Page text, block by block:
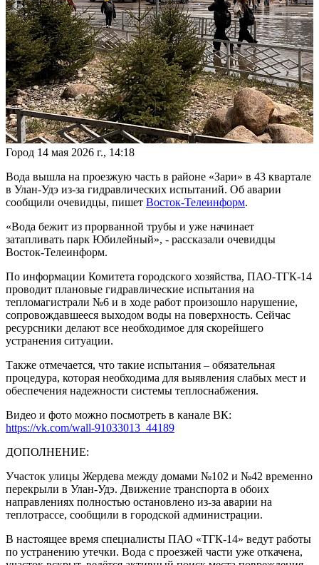
Город 14 мая 2026 г., 14:18
Вода вышла на проезжую часть в районе «Зари» в 43 квартале
в Улан-Удэ из-за гидравлических испытаний. Об аварии
сообщили очевидцы, пишет Восток-Телеинформ.
«Вода бежит из прорванной трубы и уже начинает
затапливать парк Юбилейный», - рассказали очевидцы
Восток-Телеинформ.
По информации Комитета городского хозяйства, ПАО-ТГК-14
проводит плановые гидравлические испытания на
тепломагистрали №6 и в ходе работ произошло нарушение,
сопровождавшееся выходом воды на поверхность. Сейчас
ресурсники делают все необходимое для скорейшего
устранения ситуации.
Также отмечается, что такие испытания – обязательная
процедура, которая необходима для выявления слабых мест и
обеспечения надежности системы теплоснабжения.
Видео и фото можно посмотреть в канале ВК:
https://vk.com/wall-91033013_44189
ДОПОЛНЕНИЕ:
Участок улицы Жердева между домами №102 и №42 временно
перекрыли в Улан-Удэ. Движение транспорта в обоих
направлениях полностью остановлено из-за аварии на
теплотрассе, сообщили в городской администрации.
В настоящее время специалисты ПАО «ТГК-14» ведут работы
по устранению утечки. Вода с проезжей части уже откачена,